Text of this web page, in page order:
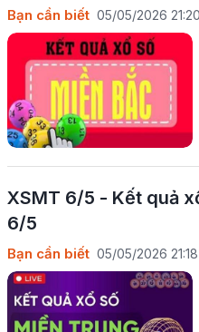
Bạn cần biết 05/05/2026 21:20
XSMT 6/5 - Kết quả
6/5
Bạn cần biết 05/05/2026 21:18